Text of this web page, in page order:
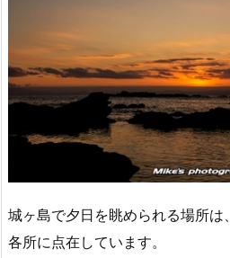
城ヶ島で夕日を眺められる場所は、
各所に点在しています。